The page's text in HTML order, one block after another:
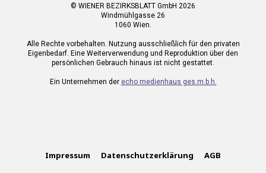
© WIENER BEZIRKSBLATT GmbH 2026
Windmühlgasse 26
1060 Wien.
Alle Rechte vorbehalten. Nutzung ausschließlich für den privaten
Eigenbedarf. Eine Weiterverwendung und Reproduktion über den
persönlichen Gebrauch hinaus ist nicht gestattet.
Ein Unternehmen der echo medienhaus ges.m.b.h.
Impressum Datenschutzerklärung AGB